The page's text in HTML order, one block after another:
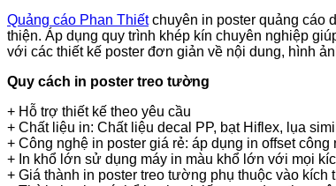
Quảng cáo Phan Thiếtchuyên in poster quảng cáo
thiện. Áp dụng quy trình khép kín chuyên nghiệp
với các thiết kế poster đơn giản về nội dung, hình
Quy cách in poster treo tường
+ Hỗ trợ thiết kế theo yêu cầu
+ Chất liệu in: Chất liệu decal PP, bạt Hiflex, lụa
+ Công nghệ in poster giá rẻ: áp dụng in offset
+ In khổ lớn sử dụng máy in màu khổ lớn với mọi
+ Giá thành in poster treo tường phụ thuộc vào